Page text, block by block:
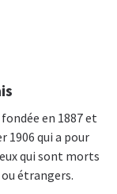
en 1887 et
1906 qui a pour
qui sont morts
étrangers.